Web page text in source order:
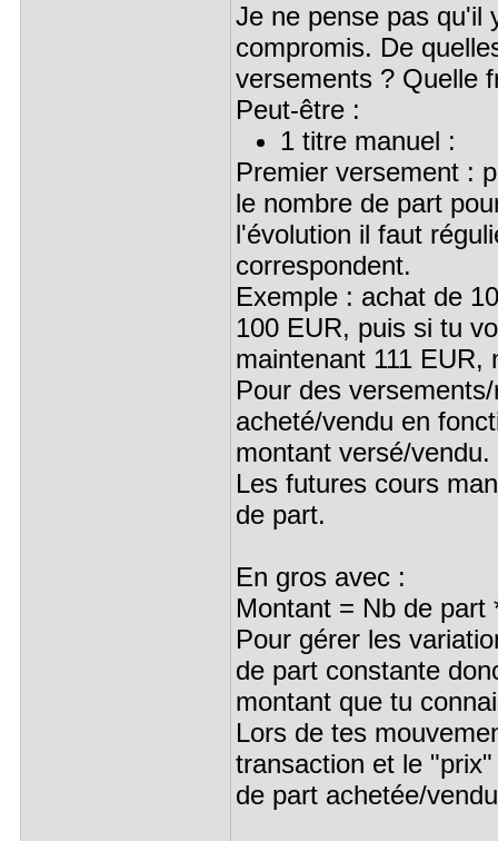
Je ne pense pas qu'il
compromis. De
versements ? Quelle
Peut-être :
1 titre manuel :
Premier versement :
le nombre de part
l'évolution il faut
correspondent.
Exemple : achat de
100 EUR, puis si tu
maintenant 111 EUR,
Pour des
acheté/vendu en
montant versé/vendu.
Les futures cours
de part.
En gros avec :
Montant = Nb de
Pour gérer les
de part constante
montant que tu
Lors de tes
transaction et le
de part achetée/